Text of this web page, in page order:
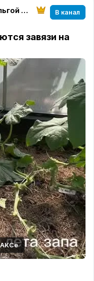
Выращиваем вместе с Ольгой Ситниковой В канал
завязи на